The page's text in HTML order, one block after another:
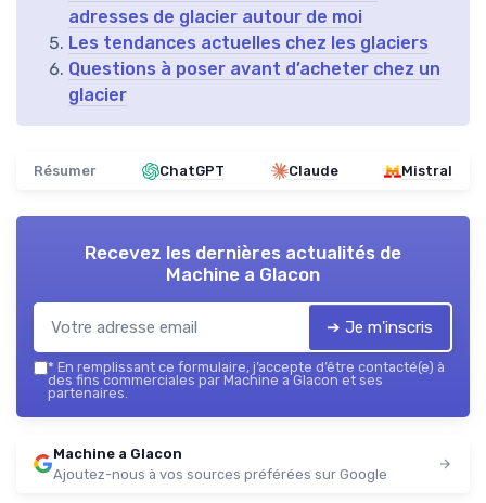
adresses de glacier autour de moi
Les tendances actuelles chez les glaciers
Questions à poser avant d’acheter chez un
glacier
Résumer ChatGPT Claude Mistral
Recevez les dernières actualités de
Machine a Glacon
➔ Je m'inscris
* En remplissant ce formulaire, j’accepte d’être contacté(e) à
des fins commerciales par Machine a Glacon et ses
partenaires.
Machine a Glacon
Ajoutez-nous à vos sources préférées sur Google